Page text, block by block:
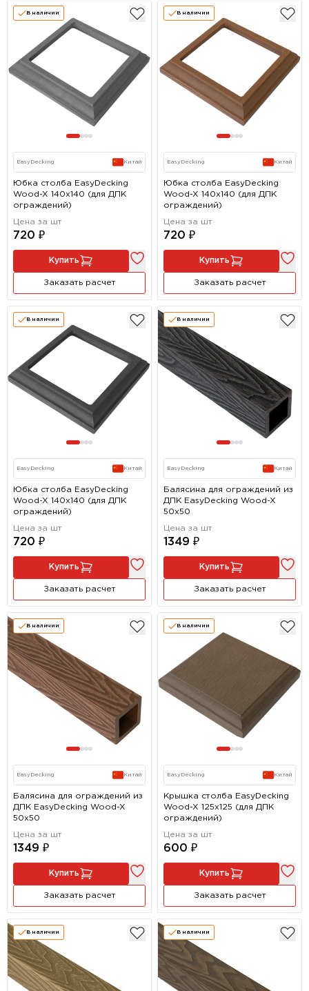
В наличии
EasyDecking Китай
Юбка столба EasyDecking
Wood-X 140х140 (для ДПК
ограждений)
Цена за шт
720 ₽
Купить
Заказать расчет
В наличии
EasyDecking Китай
Юбка столба EasyDecking
Wood-X 140х140 (для ДПК
ограждений)
Цена за шт
720 ₽
Купить
Заказать расчет
В наличии
EasyDecking Китай
Юбка столба EasyDecking
Wood-X 140х140 (для ДПК
ограждений)
Цена за шт
720 ₽
Купить
Заказать расчет
В наличии
EasyDecking Китай
Балясина для ограждений из
ДПК EasyDecking Wood-X
50х50
Цена за шт
1349 ₽
Купить
Заказать расчет
В наличии
EasyDecking Китай
Балясина для ограждений из
ДПК EasyDecking Wood-X
50х50
Цена за шт
1349 ₽
Купить
Заказать расчет
В наличии
EasyDecking Китай
Крышка столба EasyDecking
Wood-X 125х125 (для ДПК
ограждений)
Цена за шт
600 ₽
Купить
Заказать расчет
В наличии В наличии